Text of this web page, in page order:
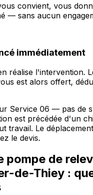
convient, vous
— sans aucun
immédiatement
réalise l'intervention.
est alors offert,
Service 06 — pas de
est précédée d'un
travail. Le
le devis.
pompe de
de-Thiey :